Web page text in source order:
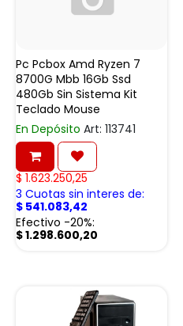
Pc Pcbox Amd Ryzen 7
8700G Mbb 16Gb Ssd
480Gb Sin Sistema Kit
Teclado Mouse
En Depósito Art: 113741
$ 1.623.250,25
3 Cuotas sin interes de:
$ 541.083,42
Efectivo -20%:
$1.298.600,20